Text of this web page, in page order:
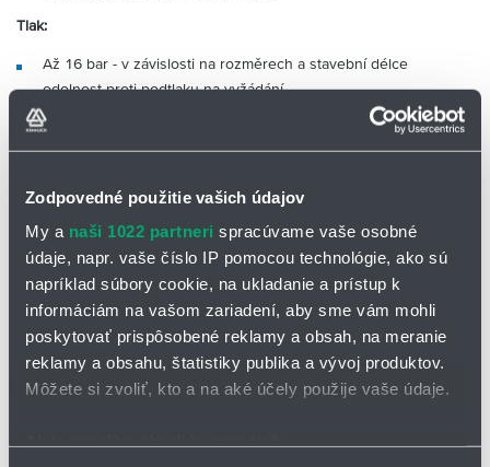
Zodpovedné použitie vašich údajov
My a naši 1022 partneri spracúvame vaše osobné
údaje, napr. vaše číslo IP pomocou technológie, ako sú
napríklad súbory cookie, na ukladanie a prístup k
informáciám na vašom zariadení, aby sme vám mohli
poskytovať prispôsobené reklamy a obsah, na meranie
reklamy a obsahu, štatistiky publika a vývoj produktov.
Môžete si zvoliť, kto a na aké účely použije vaše údaje.
Tlak:
Až 16 bar - v závislosti na rozměrech a stavební délce
odolnost proti podtlaku na vyžádání
Teplota:
Pohyby:
určeno pro malé axiální a laterální pohyby
Oblast použití:
elektrárny, vodárenství, potravinářství, papírenský průmysl